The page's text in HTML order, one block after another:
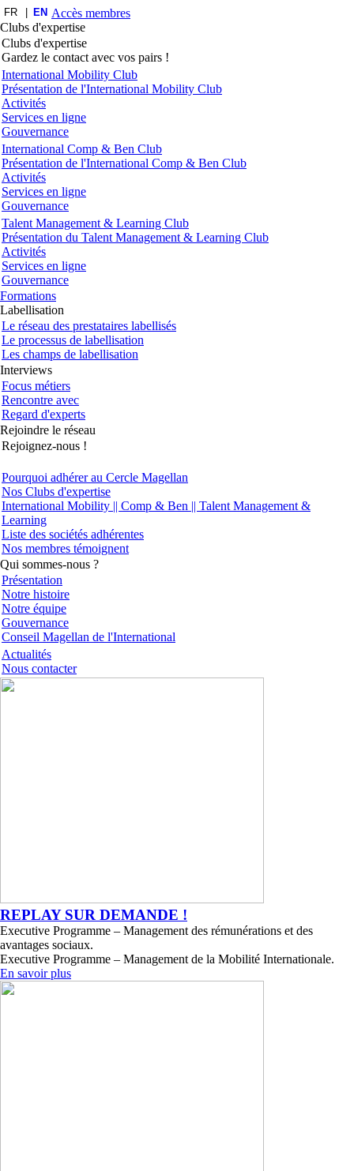
FR EN Accès membres
Clubs d'expertise
Clubs d'expertise
Gardez le contact avec vos pairs !
International Mobility Club
Présentation de l'International Mobility Club
Activités
Services en ligne
Gouvernance
International Comp & Ben Club
Présentation de l'International Comp & Ben Club
Activités
Services en ligne
Gouvernance
Talent Management & Learning Club
Présentation du Talent Management & Learning Club
Activités
Services en ligne
Gouvernance
Formations
Labellisation
Le réseau des prestataires labellisés
Le processus de labellisation
Les champs de labellisation
Interviews
Focus métiers
Rencontre avec
Regard d'experts
Rejoindre le réseau
Rejoignez-nous !
Pourquoi adhérer au Cercle Magellan
Nos Clubs d'expertise
International Mobility || Comp & Ben || Talent Management &
Learning
Liste des sociétés adhérentes
Nos membres témoignent
Qui sommes-nous ?
Présentation
Notre histoire
Notre équipe
Gouvernance
Conseil Magellan de l'International
Actualités
Nous contacter
REPLAY SUR DEMANDE !
Executive Programme – Management des rémunérations et des
avantages sociaux.
Executive Programme – Management de la Mobilité Internationale.
En savoir plus